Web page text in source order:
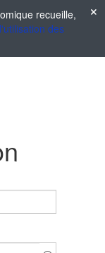
recueille,
des